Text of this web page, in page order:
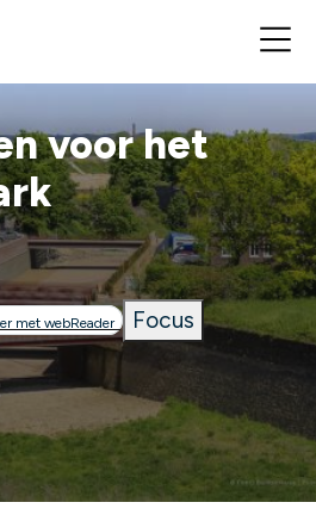
voor het
met webReader Focus